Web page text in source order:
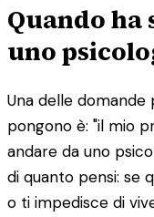
Quando ha
uno
Una delle
pongono è: "il mio
andare da uno
di quanto pensi: se
o ti impedisce di